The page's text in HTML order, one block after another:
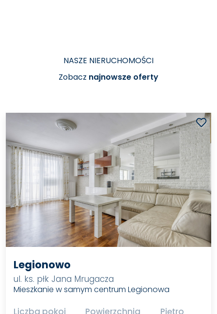
NASZE NIERUCHOMOŚCI
Zobacz najnowsze oferty
Legionowo
ul. ks. płk Jana Mrugacza
Mieszkanie w samym centrum Legionowa
Liczba pokoi Powierzchnia Piętro